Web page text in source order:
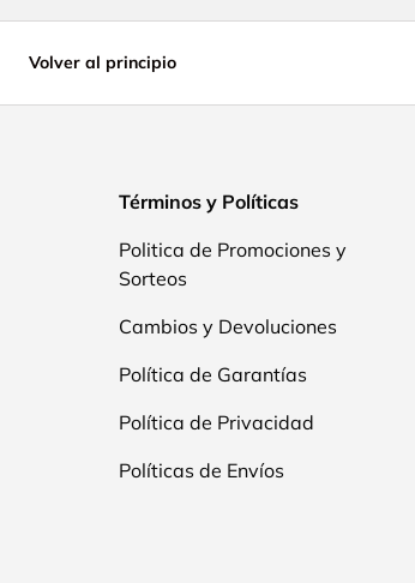
Volver al principio
Términos y Políticas
Politica de Promociones y
Sorteos
Cambios y Devoluciones
Política de Garantías
Política de Privacidad
Políticas de Envíos